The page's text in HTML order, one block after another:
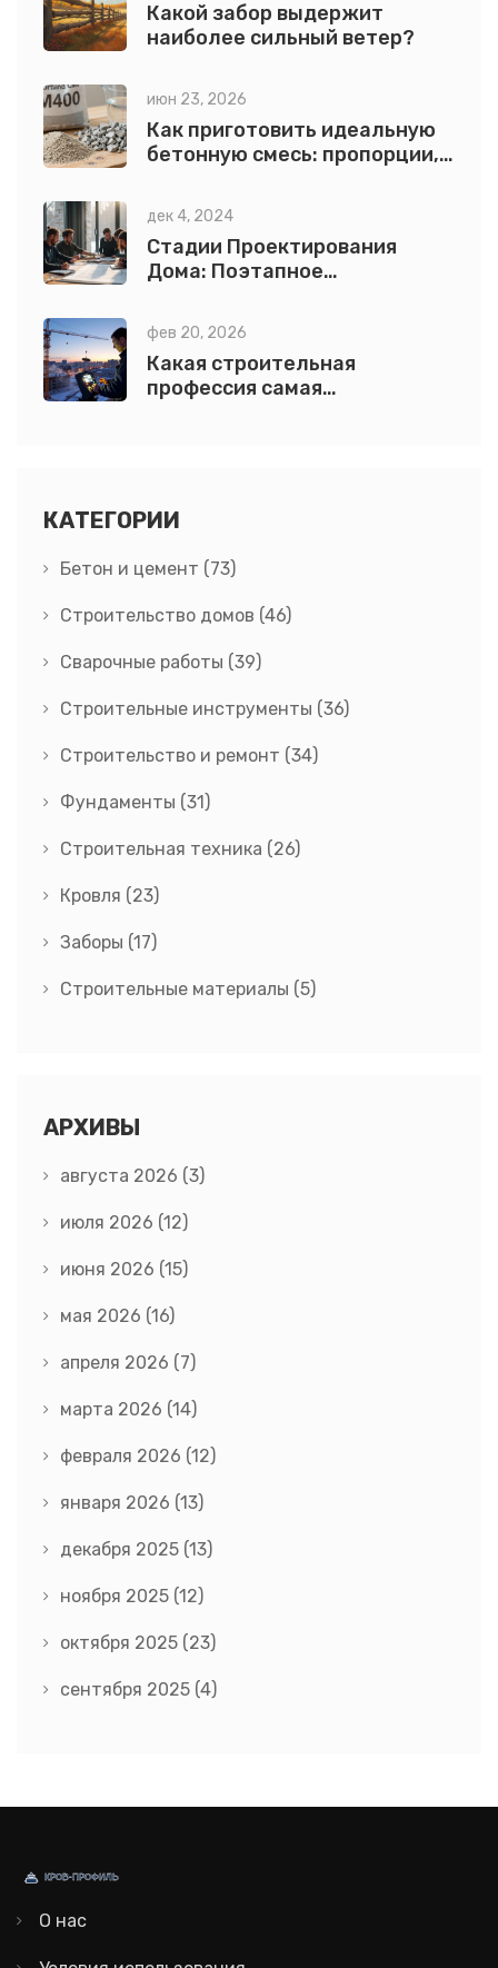
Какой забор выдержит
наиболее сильный ветер?
июн 23, 2026
Как приготовить идеальную
бетонную смесь: пропорции,
прочности
дек 4, 2024
Стадии Проектирования
Дома: Поэтапное
фев 20, 2026
Какая строительная
профессия самая
КАТЕГОРИИ
Бетон и цемент (73)
Строительство домов (46)
Сварочные работы (39)
Строительные инструменты (36)
Строительство и ремонт (34)
Фундаменты (31)
Строительная техника (26)
Кровля (23)
Заборы (17)
Строительные материалы (5)
АРХИВЫ
августа 2026 (3)
июля 2026 (12)
июня 2026 (15)
мая 2026 (16)
апреля 2026 (7)
марта 2026 (14)
февраля 2026 (12)
января 2026 (13)
декабря 2025 (13)
ноября 2025 (12)
октября 2025 (23)
сентября 2025 (4)
О нас